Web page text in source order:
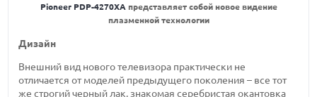
Pioneer PDP-4270XA представляет собой новое видение
плазменной технологии
Дизайн
Внешний вид нового телевизора практически не
отличается от моделей предыдущего поколения – все тот
же строгий черный лак, знакомая серебристая окантовка